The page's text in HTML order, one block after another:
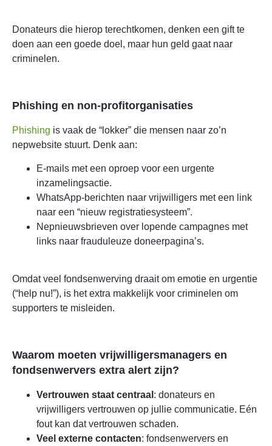
Donateurs die hierop terechtkomen, denken een gift te
doen aan een goede doel, maar hun geld gaat naar
criminelen.
Phishing en non-profitorganisaties
Phishing is vaak de “lokker” die mensen naar zo’n
nepwebsite stuurt. Denk aan:
E-mails met een oproep voor een urgente
inzamelingsactie.
WhatsApp-berichten naar vrijwilligers met een link
naar een “nieuw registratiesysteem”.
Nepnieuwsbrieven over lopende campagnes met
links naar frauduleuze doneerpagina’s.
Omdat veel fondsenwerving draait om emotie en urgentie
(“help nu!”), is het extra makkelijk voor criminelen om
supporters te misleiden.
Waarom moeten vrijwilligersmanagers en
fondsenwervers extra alert zijn?
Vertrouwen staat centraal : donateurs en
vrijwilligers vertrouwen op jullie communicatie. Eén
fout kan dat vertrouwen schaden.
Veel externe contacten: fondsenwervers en